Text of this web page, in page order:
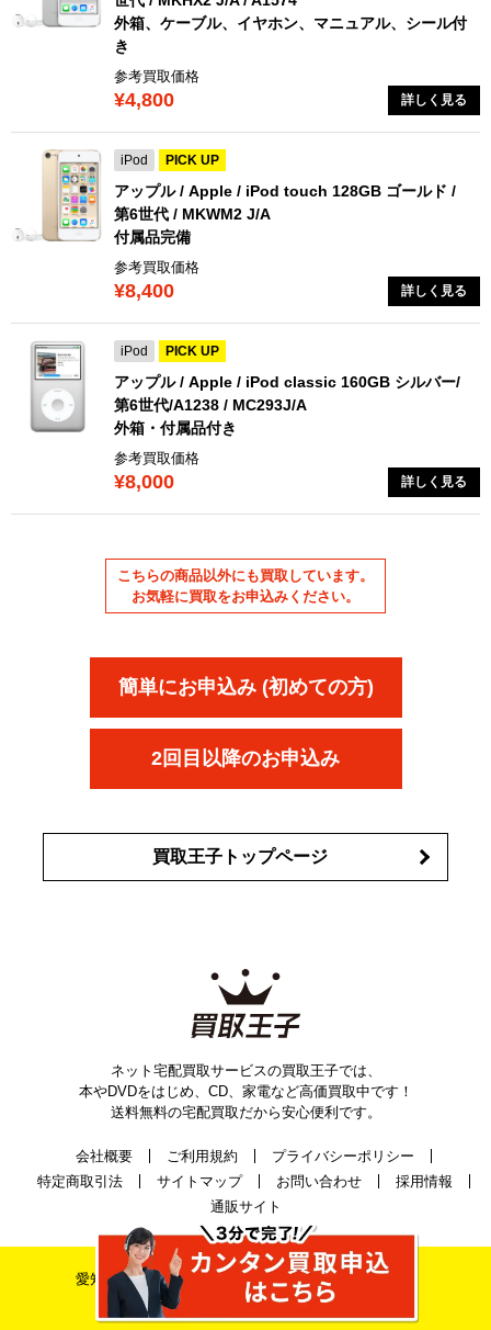
外箱、ケーブル、イヤホン、マニュアル、シール付
き
参考買取価格
¥4,800 詳しく見る
iPod PICK UP
アップル / Apple / iPod touch 128GB ゴールド /
第6世代 / MKWM2 J/A
付属品完備
参考買取価格
¥8,400 詳しく見る
iPod PICK UP
アップル / Apple / iPod classic 160GB シルバー/
第6世代/A1238 / MC293J/A
外箱・付属品付き
参考買取価格
¥8,000 詳しく見る
こちらの商品以外にも買取しています。
お気軽に買取をお申込みください。
簡単にお申込み (初めての方)
2回目以降のお申込み
買取王子トップページ
ネット宅配買取サービスの買取王子では、
本やDVDをはじめ、CD、家電など高価買取中です！
送料無料の宅配買取だから安心便利です。
会社概要 ご利用規約
プライバシーポリシー
特定商取引法
サイトマップ お問い合わせ
採用情報
通販サイト
愛知県公安委員会古物許可証番号 第542520A52400号
株式会社ティーバイティー